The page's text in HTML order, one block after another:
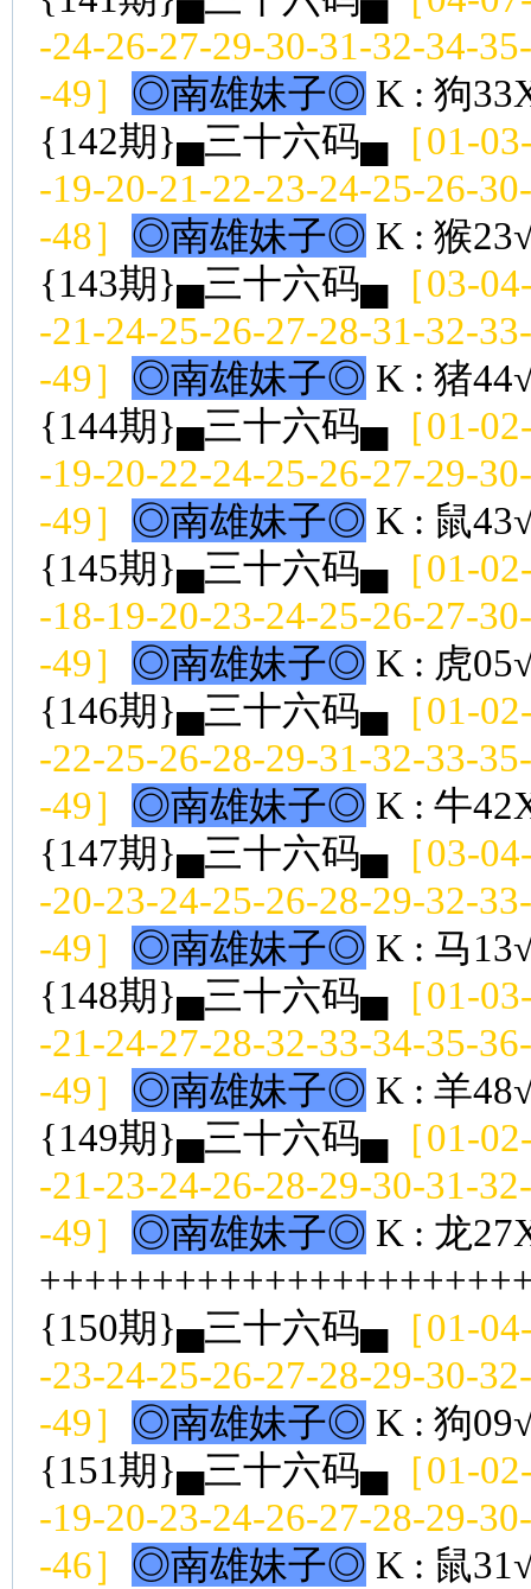
-24-26-27-29-30-31-32-34-
-49］ ◎南雄妹子◎ K : 狗
{142期}▄三十六码▄［01-
-19-20-21-22-23-24-25-26-
-48］ ◎南雄妹子◎ K : 猴
{143期}▄三十六码▄［03-
-21-24-25-26-27-28-31-32-
-49］ ◎南雄妹子◎ K : 猪
{144期}▄三十六码▄［01-
-19-20-22-24-25-26-27-29-
-49］ ◎南雄妹子◎ K : 鼠
{145期}▄三十六码▄［01-
-18-19-20-23-24-25-26-27-
-49］ ◎南雄妹子◎ K : 虎
{146期}▄三十六码▄［01-
-22-25-26-28-29-31-32-33-
-49］ ◎南雄妹子◎ K : 牛
{147期}▄三十六码▄［03-
-20-23-24-25-26-28-29-32-
-49］ ◎南雄妹子◎ K : 马
{148期}▄三十六码▄［01-
-21-24-27-28-32-33-34-35-
-49］ ◎南雄妹子◎ K : 羊
{149期}▄三十六码▄［01-
-21-23-24-26-28-29-30-31-
-49］ ◎南雄妹子◎ K : 龙
{150期}▄三十六码▄［01-
-23-24-25-26-27-28-29-30-
-49］ ◎南雄妹子◎ K : 狗
{151期}▄三十六码▄［01-
-19-20-23-24-26-27-28-29-
-46］ ◎南雄妹子◎ K : 鼠